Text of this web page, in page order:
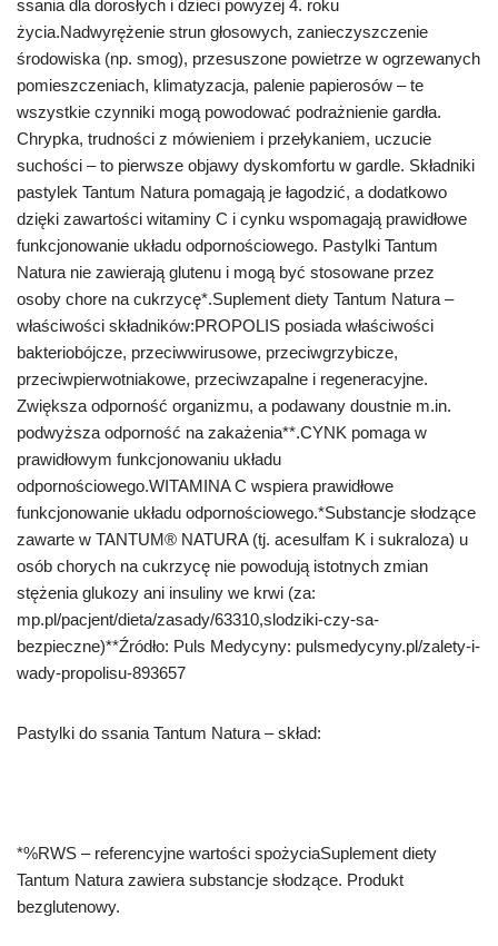
ssania dla dorosłych i dzieci powyżej 4. roku
życia.Nadwyrężenie strun głosowych, zanieczyszczenie
środowiska (np. smog), przesuszone powietrze w ogrzewanych
pomieszczeniach, klimatyzacja, palenie papierosów – te
wszystkie czynniki mogą powodować podrażnienie gardła.
Chrypka, trudności z mówieniem i przełykaniem, uczucie
suchości – to pierwsze objawy dyskomfortu w gardle. Składniki
pastylek Tantum Natura pomagają je łagodzić, a dodatkowo
dzięki zawartości witaminy C i cynku wspomagają prawidłowe
funkcjonowanie układu odpornościowego. Pastylki Tantum
Natura nie zawierają glutenu i mogą być stosowane przez
osoby chore na cukrzycę*.Suplement diety Tantum Natura –
właściwości składników:PROPOLIS posiada właściwości
bakteriobójcze, przeciwwirusowe, przeciwgrzybicze,
przeciwpierwotniakowe, przeciwzapalne i regeneracyjne.
Zwiększa odporność organizmu, a podawany doustnie m.in.
podwyższa odporność na zakażenia**.CYNK pomaga w
prawidłowym funkcjonowaniu układu
odpornościowego.WITAMINA C wspiera prawidłowe
funkcjonowanie układu odpornościowego.*Substancje słodzące
zawarte w TANTUM® NATURA (tj. acesulfam K i sukraloza) u
osób chorych na cukrzycę nie powodują istotnych zmian
stężenia glukozy ani insuliny we krwi (za:
mp.pl/pacjent/dieta/zasady/63310,slodziki-czy-sa-
bezpieczne)**Źródło: Puls Medycyny: pulsmedycyny.pl/zalety-i-
wady-propolisu-893657
Pastylki do ssania Tantum Natura – skład:
*%RWS – referencyjne wartości spożyciaSuplement diety
Tantum Natura zawiera substancje słodzące. Produkt
bezglutenowy.